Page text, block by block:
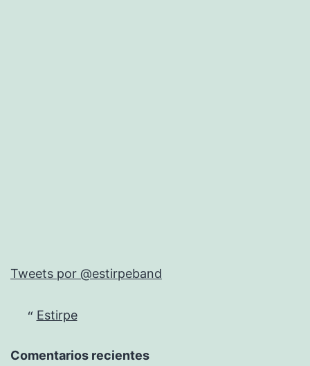
Tweets por @estirpeband
Estirpe
Comentarios recientes